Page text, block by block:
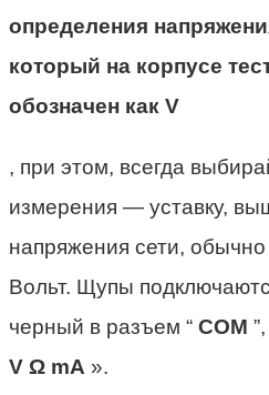
определения
который на корпусе
обозначен как V
, при этом, всегда
измерения — уставку,
напряжения сети,
Вольт. Щупы
черный в разъем “ COM
V Ω mA ».